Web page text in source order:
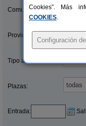
Comunidades:
Provincias/Islas:
Tipo alquiler:
Plazas:
Entrada:
Cookies”. Más
COOKIES.